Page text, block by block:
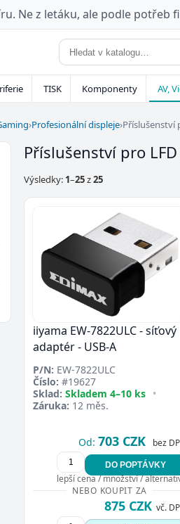
Ne z letáku, ale podle potřeb
TISK Komponenty AV,
›Profesionální displeje›Příslušenství
Příslušenství pro LFD
Výsledky: 1–25z25
iiyama EW-7822ULC - síťový
adaptér - USB-A
P/N: EW-7822ULC
Číslo: #19627
Sklad: Skladem 4–10 ks •
Záruka: 12 měs.
Od: 703 CZK bez
DO POPTÁVKY
lepší cena / množství /
NEBO KOUPIT ZA
875 CZK vč.